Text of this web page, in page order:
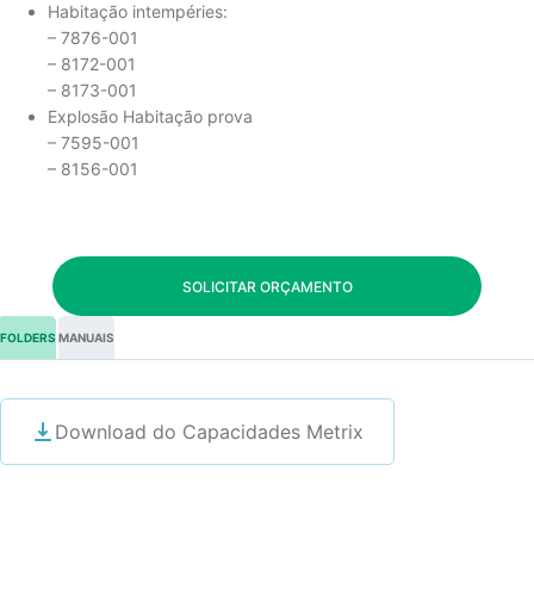
Habitação intempéries:
– 7876-001
– 8172-001
– 8173-001
Explosão Habitação prova
– 7595-001
– 8156-001
SOLICITAR ORÇAMENTO
FOLDERS MANUAIS
Download do Capacidades Metrix